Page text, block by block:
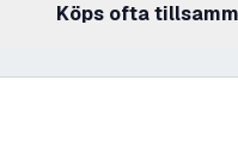
Köps ofta